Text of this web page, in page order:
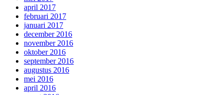
april 2017
februari 2017
januari 2017
december 2016
november 2016
oktober 2016
september 2016
augustus 2016
mei 2016
april 2016